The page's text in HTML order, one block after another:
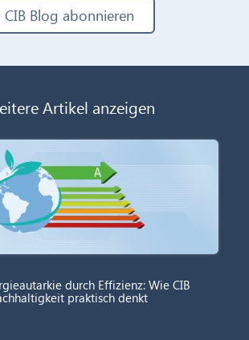
CIB Blog abonnieren
Artikel anzeigen
durch Effizienz: Wie CIB
praktisch denkt